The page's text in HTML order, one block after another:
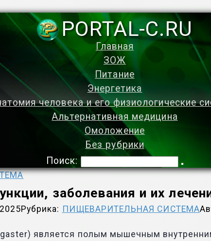
PORTAL-C.RU
Главная
ЗОЖ
Питание
Энергетика
человека и его физиологические
Альтернативная медицина
Омоложение
Без рубрики
Поиск:
заболевания и их
Рубрика: ПИЩЕВАРИТЕЛЬНАЯ СИСТЕМА
является полым мышечным